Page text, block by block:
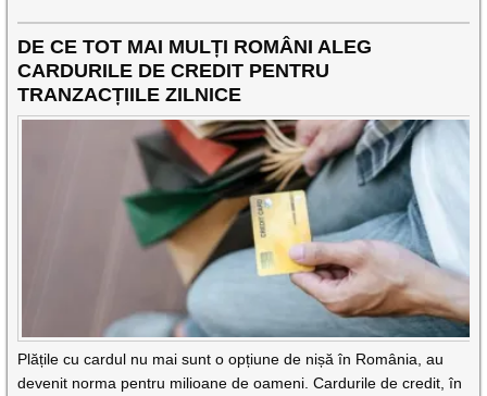
DE CE TOT MAI MULȚI ROMÂNI ALEG
CARDURILE DE CREDIT PENTRU
TRANZACȚIILE ZILNICE
Plățile cu cardul nu mai sunt o opțiune de nișă în România, au
devenit norma pentru milioane de oameni. Cardurile de credit, în